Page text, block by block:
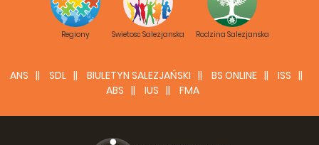
Regiony Swietosc Salezjanska Rodzina Salezjanska
ANS SDL BIULETYN SALEZJAŃSKI BS ONLINE
ISS
ABS
IUS FMA